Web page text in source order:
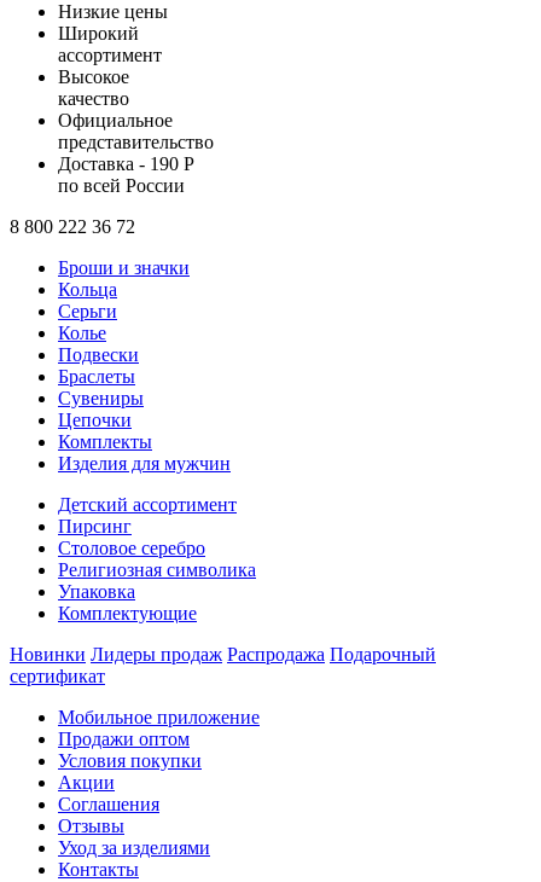
Низкие цены
Широкий
ассортимент
Высокое
качество
Официальное
представительство
Доставка - 190 Р
по всей России
8 800 222 36 72
Броши и значки
Кольца
Серьги
Колье
Подвески
Браслеты
Сувениры
Цепочки
Комплекты
Изделия для мужчин
Детский ассортимент
Пирсинг
Столовое серебро
Религиозная символика
Упаковка
Комплектующие
Новинки Лидеры продаж Распродажа Подарочный
сертификат
Мобильное приложение
Продажи оптом
Условия покупки
Акции
Соглашения
Отзывы
Уход за изделиями
Контакты